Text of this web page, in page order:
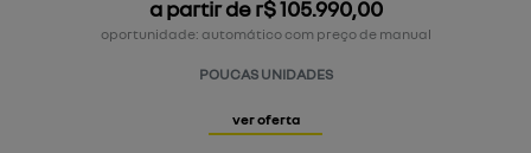
a partir de r$ 105.990,00
oportunidade: automático com preço de manual
POUCAS UNIDADES
ver oferta